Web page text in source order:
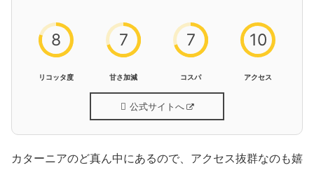
8
リコッタ度
7
甘さ加減
7
コスパ
10
アクセス
公式サイトへ
カターニアのど真ん中にあるので、アクセス抜群なのも嬉